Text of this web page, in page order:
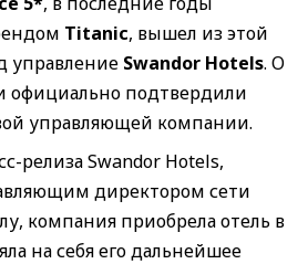
Titanic, вышел из этой
управление Swandor Hotels. О
официально подтвердили
управляющей компании.
релиза Swandor Hotels,
директором сети
компания приобрела отель в
на себя его дальнейшее